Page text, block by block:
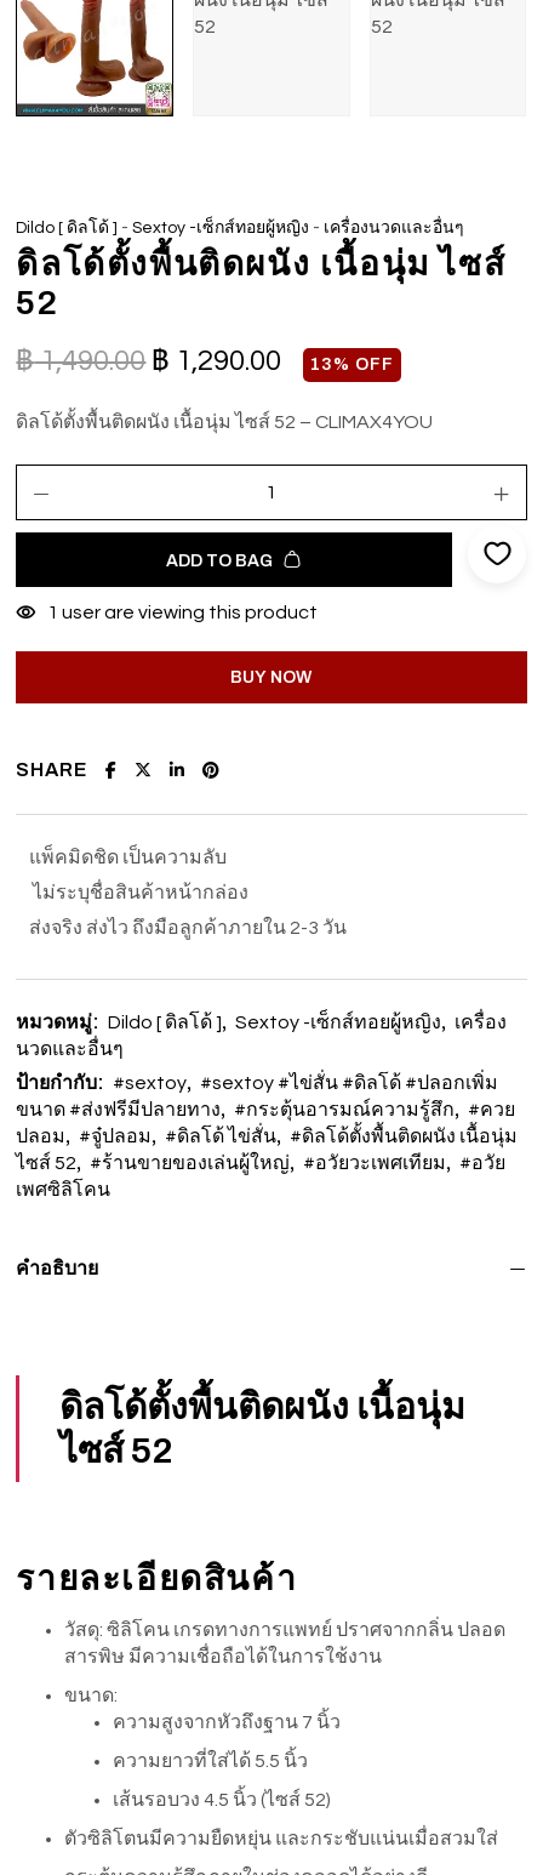
Dildo [ ดิลโด้ ] -Sextoy -เซ็กส์ทอยผู้หญิง - เครื่องนวดและอื่นๆ
ดิลโด้ตั้งพื้นติดผนัง เนื้อนุ่ม ไซส์
52
฿1,490.00 ฿ 1,290.00 13% OFF
ดิลโด้ตั้งพื้นติดผนัง เนื้อนุ่ม ไซส์ 52 – CLIMAX4YOU
ADD TO BAG
1 user are viewing this product
BUY NOW
SHARE
แพ็คมิดชิด เป็นความลับ
ไม่ระบุชื่อสินค้าหน้ากล่อง
ส่งจริง ส่งไว ถึงมือลูกค้าภายใน 2-3 วัน
หมวดหมู่: Dildo [ ดิลโด้ ], Sextoy -เซ็กส์ทอยผู้หญิง, เครื่อง
นวดและอื่นๆ
ป้ายกำกับ: #sextoy, #sextoy #ไข่สั่น #ดิลโด้ #ปลอกเพิ่ม
ขนาด #ส่งฟรีมีปลายทาง, #กระตุ้นอารมณ์ความรู้สึก, #ควย
ปลอม, #จู๋ปลอม, #ดิลโด้ ไข่สั่น, #ดิลโด้ตั้งพื้นติดผนัง เนื้อนุ่ม
ไซส์ 52, #ร้านขายของเล่นผู้ใหญ่, #อวัยวะเพศเทียม, #อวัย
เพศซิลิโคน
คำอธิบาย
ดิลโด้ตั้งพื้นติดผนัง เนื้อนุ่ม
ไซส์ 52
รายละเอียดสินค้า
วัสดุ: ซิลิโคน เกรดทางการแพทย์ ปราศจากกลิ่น ปลอด
สารพิษ มีความเชื่อถือได้ในการใช้งาน
ขนาด:
ความสูงจากหัวถึงฐาน 7 นิ้ว
ความยาวที่ใส่ได้ 5.5 นิ้ว
เส้นรอบวง 4.5 นิ้ว (ไซส์ 52)
ตัวซิลิโตนมีความยืดหยุ่น และกระชับแน่นเมื่อสวมใส่